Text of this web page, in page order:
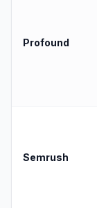
Profound
Semrush